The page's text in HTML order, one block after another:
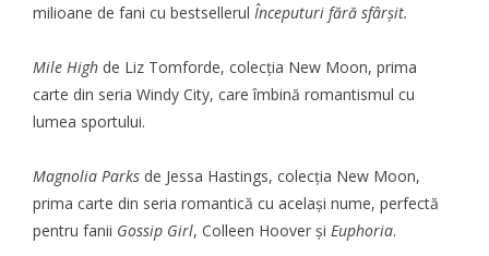
milioane de fani cu bestsellerul Începuturi fără sfârșit.
Mile High de Liz Tomforde, colecția New Moon, prima
carte din seria Windy City, care îmbină romantismul cu
lumea sportului.
Magnolia Parks de Jessa Hastings, colecția New Moon,
prima carte din seria romantică cu același nume, perfectă
pentru fanii Gossip Girl, Colleen Hoover și Euphoria.